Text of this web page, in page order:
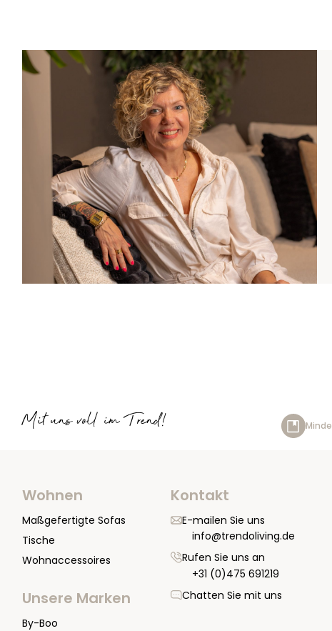
Mit uns voll im Trend!
Wohnen
Maßgefertigte Sofas
Tische
Wohnaccessoires
Unsere Marken
By-Boo
Kontakt
E-mailen Sie uns
info@trendoliving.de
Rufen Sie uns an
+31 (0)475 691219
Chatten Sie mit uns